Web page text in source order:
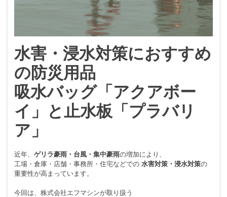
水害・浸水対策におすすめ
の防災用品
吸水バッグ「アクアボー
イ」と止水板「プラバリ
ア」
近年、 ゲリラ豪雨・台風・集中豪雨の増加により、
工場・倉庫・店舗・事務所・住宅などでの 水害対策・浸水対策の
重要性が高まっています。
今回は、株式会社エフマシンが取り扱う